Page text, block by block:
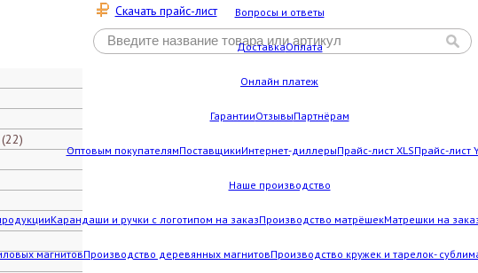
Вопросы и ответы
ДоставкаОплата
Онлайн платеж
ГарантииОтзывыПартнёрам
Оптовым покупателямПоставщикиИнтернет-диллерыПрайс-лист XLSПрайс-лист
Наше производство
Карандаши и ручки с логотипом на заказПроизводство матрёшекМатрешки на
магнитовПроизводство деревянных магнитовПроизводство кружек и тарелок-
Скачать прайс-лист
22